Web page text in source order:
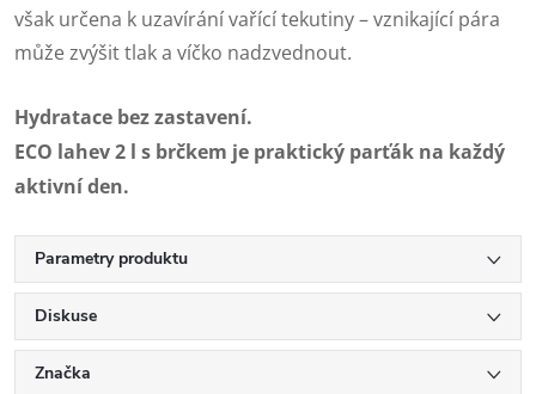
však určena k uzavírání vařící tekutiny – vznikající pára
může zvýšit tlak a víčko nadzvednout.
Hydratace bez zastavení.
ECO lahev 2 l s brčkem je praktický parťák na každý
aktivní den.
Parametry produktu
Diskuse
Značka